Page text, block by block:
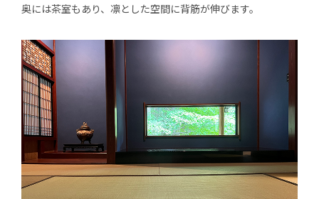
奥には茶室もあり、凛とした空間に背筋が伸びます。